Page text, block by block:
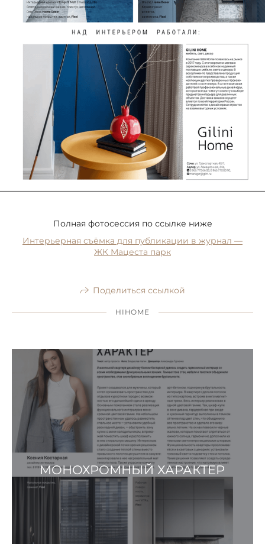
Полная фотосессия по ссылке ниже
Интерьерная съёмка для публикации в журнал —
ЖК Мацеста парк
Поделиться ссылкой
HIHOME
МОНОХРОМНЫЙ ХАРАКТЕР